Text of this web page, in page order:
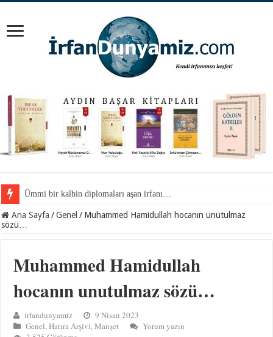
Ümmi bir kalbin diplomaları aşan irfanı…
Camdaki yazılar…
Ana Sayfa / Genel / Muhammed Hamidullah hocanın unutulmaz
sözü…
Muhammed Hamidullah
hocanın unutulmaz sözü…
irfandunyamiz
9 Nisan 2023
Genel,Hatıra Arşivi,Manşet
Yorum yazın